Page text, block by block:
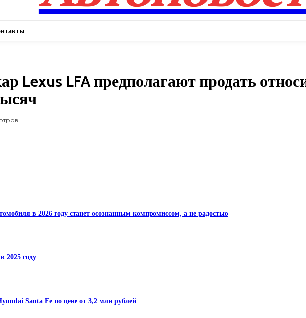
Lexus LFA предполагают продать
в 2026 году станет осознанным компромиссом, а не радостью
2025 году
Santa Fe по цене от 3,2 млн рублей